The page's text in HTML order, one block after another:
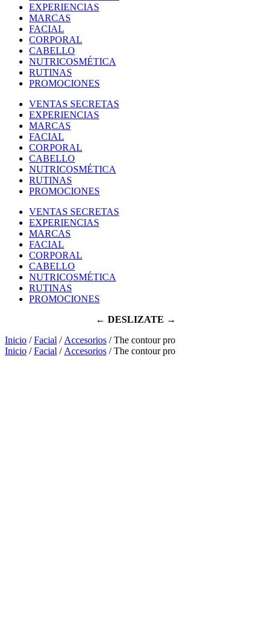
EXPERIENCIAS
MARCAS
FACIAL
CORPORAL
CABELLO
NUTRICOSMÉTICA
RUTINAS
PROMOCIONES
VENTAS SECRETAS
EXPERIENCIAS
MARCAS
FACIAL
CORPORAL
CABELLO
NUTRICOSMÉTICA
RUTINAS
PROMOCIONES
VENTAS SECRETAS
EXPERIENCIAS
MARCAS
FACIAL
CORPORAL
CABELLO
NUTRICOSMÉTICA
RUTINAS
PROMOCIONES
← DESLIZATE →
Inicio /Facial / Accesorios / The contour pro
Inicio /Facial / Accesorios / The contour pro